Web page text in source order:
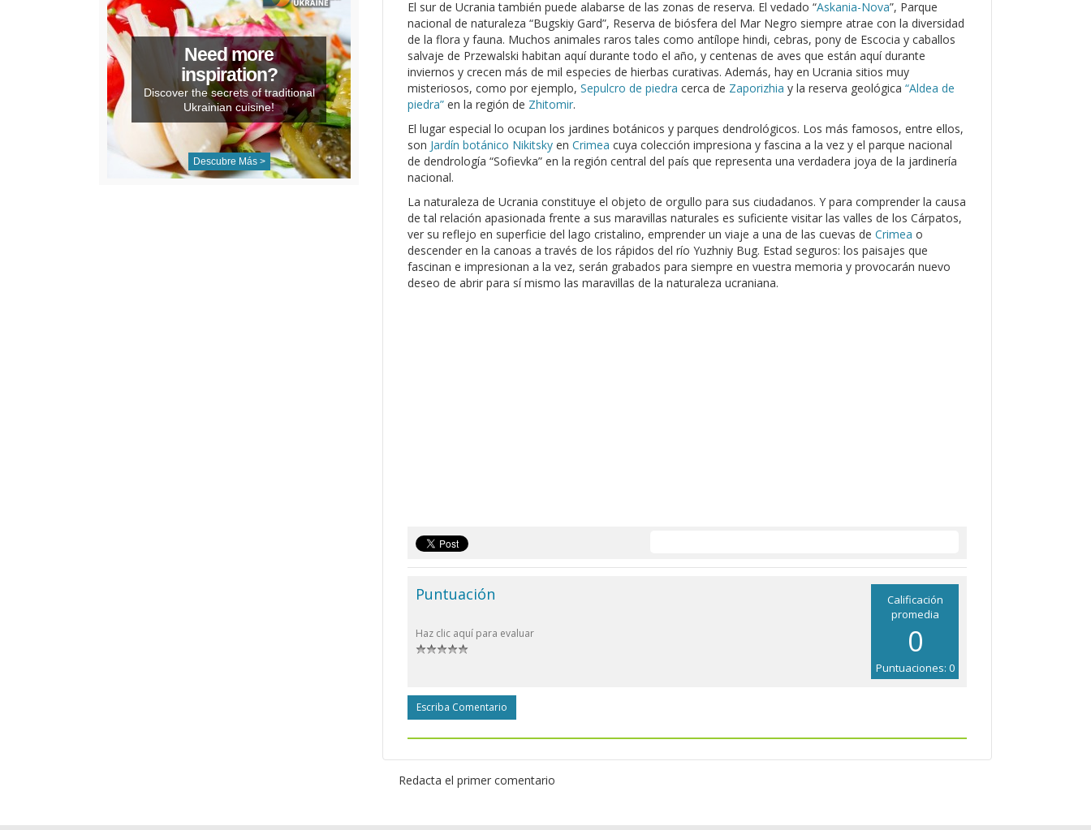
Need more
inspiration?
Discover the secrets of traditional
Ukrainian cuisine!
Descubre Más >
El sur de Ucrania también puede alabarse de las zonas de reserva. El vedado “Askania-Nova”, Parque
nacional de naturaleza “Bugskiy Gard”, Reserva de biósfera del Mar Negro siempre atrae con la diversidad
de la flora y fauna. Muchos animales raros tales como antílope hindi, cebras, pony de Escocia y caballos
salvaje de Przewalski habitan aquí durante todo el año, y centenas de aves que están aquí durante
inviernos y crecen más de mil especies de hierbas curativas. Además, hay en Ucrania sitios muy
misteriosos, como por ejemplo, Sepulcro de piedra cerca de Zaporizhia y la reserva geológica “Aldea de
piedra” en la región de Zhitomir.
El lugar especial lo ocupan los jardines botánicos y parques dendrológicos. Los más famosos, entre ellos,
son Jardín botánico Nikitsky en Crimea cuya colección impresiona y fascina a la vez y el parque nacional
de dendrología “Sofievka” en la región central del país que representa una verdadera joya de la jardinería
nacional.
La naturaleza de Ucrania constituye el objeto de orgullo para sus ciudadanos. Y para comprender la causa
de tal relación apasionada frente a sus maravillas naturales es suficiente visitar las valles de los Cárpatos,
ver su reflejo en superficie del lago cristalino, emprender un viaje a una de las cuevas de Crimea o
descender en la canoas a través de los rápidos del río Yuzhniy Bug. Estad seguros: los paisajes que
fascinan e impresionan a la vez, serán grabados para siempre en vuestra memoria y provocarán nuevo
deseo de abrir para sí mismo las maravillas de la naturaleza ucraniana.
Calificación
promedia
0
Puntuaciones: 0
Puntuación
Haz clic aquí para evaluar
Escriba Comentario
Redacta el primer comentario